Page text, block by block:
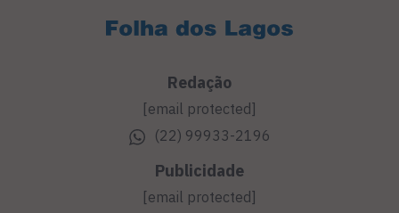
Redação
[email protected]
(22) 99933-2196
Publicidade
[email protected]